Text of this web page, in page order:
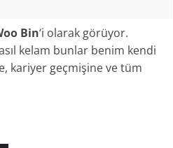
Bin‘i olarak görüyor.
kelam bunlar benim kendi
kariyer geçmişine ve tüm